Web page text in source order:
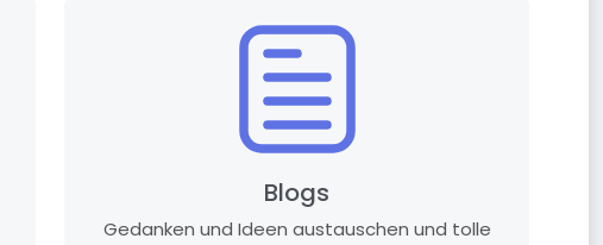
Blogs
Gedanken und Ideen austauschen und tolle